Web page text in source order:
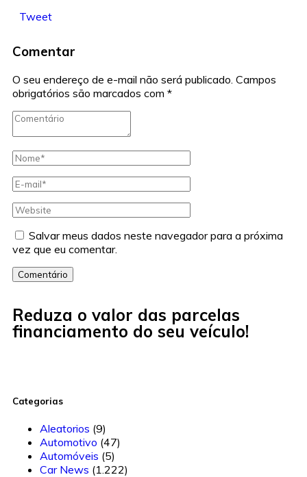
Tweet
Comentar
O seu endereço de e-mail não será publicado. Campos
obrigatórios são marcados com *
Salvar meus dados neste navegador para a próxima
vez que eu comentar.
Comentário
Reduza o valor das parcelas
financiamento do seu veículo!
Categorias
Aleatorios (9)
Automotivo (47)
Automóveis (5)
Car News (1.222)